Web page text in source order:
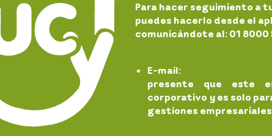
Para hacer seguimiento a
puedes hacerlo desde el
comunicándote al: 01 8000
E-mail:
presente que este
corporativo y es solo
gestiones